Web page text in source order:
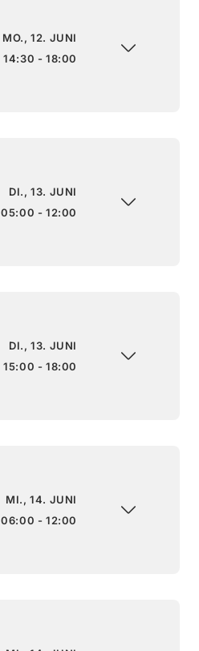
MO., 12. JUNI
14:30 - 18:00
DI., 13. JUNI
05:00 - 12:00
DI., 13. JUNI
15:00 - 18:00
MI., 14. JUNI
06:00 - 12:00